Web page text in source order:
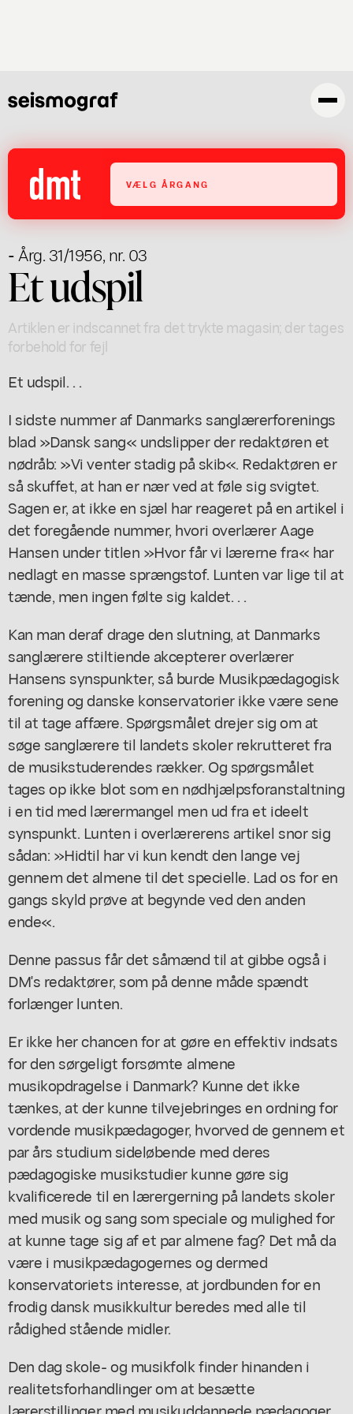
VÆLG ÅRGANG
- Årg. 31/1956, nr. 03
Et udspil
Artiklen er indscannet fra det trykte magasin; der tages
forbehold for fejl
Et udspil. . .
I sidste nummer af Danmarks sanglærerforenings
blad »Dansk sang« undslipper der redaktøren et
nødråb: »Vi venter stadig på skib«. Redaktøren er
så skuffet, at han er nær ved at føle sig svigtet.
Sagen er, at ikke en sjæl har reageret på en artikel i
det foregående nummer, hvori overlærer Aage
Hansen under titlen »Hvor får vi lærerne fra« har
nedlagt en masse sprængstof. Lunten var lige til at
tænde, men ingen følte sig kaldet. . .
Kan man deraf drage den slutning, at Danmarks
sanglærere stiltiende akcepterer overlærer
Hansens synspunkter, så burde Musikpædagogisk
forening og danske konservatorier ikke være sene
til at tage affære. Spørgsmålet drejer sig om at
søge sanglærere til landets skoler rekrutteret fra
de musikstuderendes rækker. Og spørgsmålet
tages op ikke blot som en nødhjælpsforanstaltning
i en tid med lærermangel men ud fra et ideelt
synspunkt. Lunten i overlærerens artikel snor sig
sådan: »Hidtil har vi kun kendt den lange vej
gennem det almene til det specielle. Lad os for en
gangs skyld prøve at begynde ved den anden
ende«.
Denne passus får det såmænd til at gibbe også i
DM's redaktører, som på denne måde spændt
forlænger lunten.
Er ikke her chancen for at gøre en effektiv indsats
for den sørgeligt forsømte almene
musikopdragelse i Danmark? Kunne det ikke
tænkes, at der kunne tilvejebringes en ordning for
vordende musikpædagoger, hvorved de gennem et
par års studium sideløbende med deres
pædagogiske musikstudier kunne gøre sig
kvalificerede til en lærergerning på landets skoler
med musik og sang som speciale og mulighed for
at kunne tage sig af et par almene fag? Det må da
være i musikpædagogernes og dermed
konservatoriets interesse, at jordbunden for en
frodig dansk musikkultur beredes med alle til
rådighed stående midler.
Den dag skole- og musikfolk finder hinanden i
realitetsforhandlinger om at besætte
lærerstillinger med musikuddannede pædagoger,